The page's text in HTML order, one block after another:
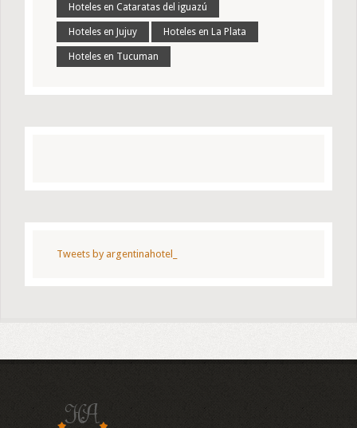
Hoteles en Cataratas del iguazú
Hoteles en Jujuy Hoteles en La Plata
Hoteles en Tucuman
Tweets by argentinahotel_